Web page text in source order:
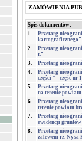
ZAMÓWIENIA
Spis dokumentów:
1.
Przetarg
kartograficznego"
2.
Przetarg
r."
3.
Przetarg
4.
Przetarg
części " - część nr 1
5.
Przetarg
na terenie
6.
Przetarg
terenie powiatu
7.
Przetarg
ewidencji
8.
Przetarg
zalewem rz. Nysa